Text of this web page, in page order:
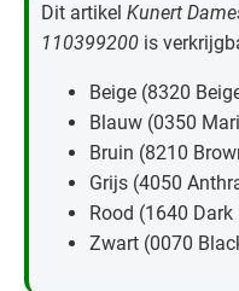
Dit artikel Kunert
110399200 is
Beige (8320
Blauw (0350
Bruin (8210
Grijs (4050
Rood (1640 Dark
Zwart (0070